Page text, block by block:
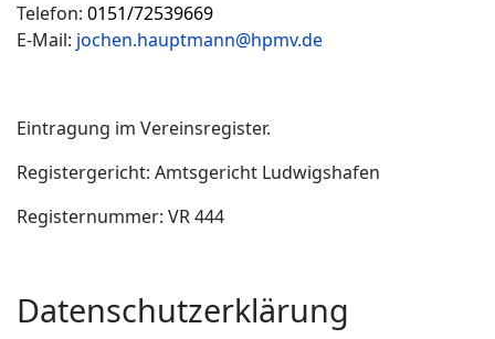
Telefon: 0151/72539669
E-Mail: jochen.hauptmann@hpmv.de
Eintragung im Vereinsregister.
Registergericht: Amtsgericht Ludwigshafen
Registernummer: VR 444
Datenschutzerklärung